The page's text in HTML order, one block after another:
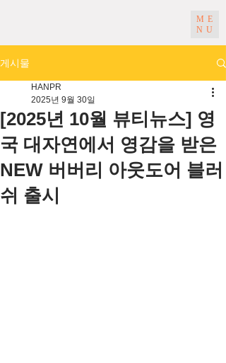
ME
NU
게시물
[2025년 10월 뷰티뉴스] 영
국 대자연에서 영감을 받은
NEW 버버리 아웃도어 블러
쉬 출시
HANPR
2025년 9월 30일